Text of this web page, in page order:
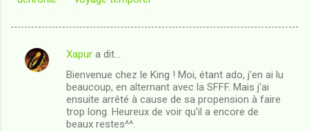
C
Xapur a dit…
Bienvenue chez le King ! Moi, étant ado, j'en ai lu
beaucoup, en alternant avec la SFFF. Mais j'ai
ensuite arrêté à cause de sa propension à faire
trop long. Heureux de voir qu'il a encore de
beaux restes^^.